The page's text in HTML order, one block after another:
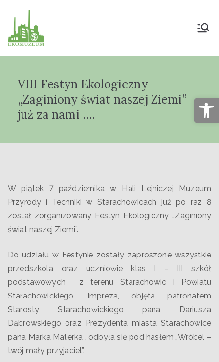
Muzeum Przyrody
"Ekomuzeum" im.
Jana Pazdura
VIII Festyn Ekologiczny
„Zaginiony świat naszej Ziemi”
już za nami ….
W piątek 7 października w Hali Lejniczej Muzeum
Przyrody i Techniki w Starachowicach już po raz 8
został zorganizowany Festyn Ekologiczny „Zaginiony
świat naszej Ziemi”.
Do udziału w Festynie zostały zaproszone wszystkie
przedszkola oraz uczniowie klas I – III szkół
podstawowych z terenu Starachowic i Powiatu
Starachowickiego. Impreza, objęta patronatem
Starosty Starachowickiego pana Dariusza
Dąbrowskiego oraz Prezydenta miasta Starachowice
pana Marka Materka , odbyła się pod hasłem „Wróbel –
twój mały przyjaciel”.